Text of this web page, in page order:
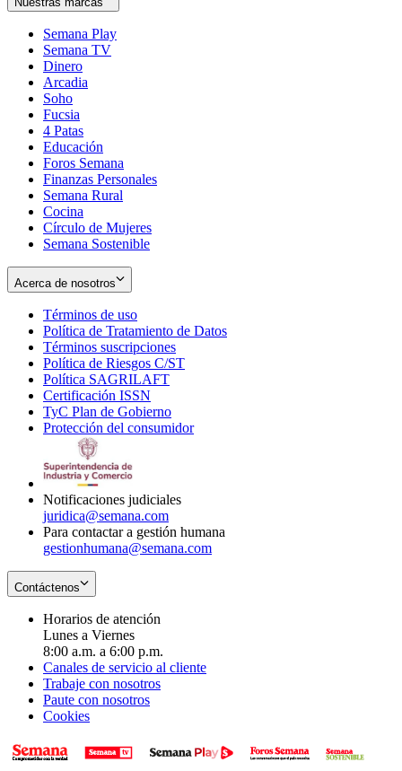
Semana Play
Semana TV
Dinero
Arcadia
Soho
in
new
window
Fucsia
in
new
window
4 Patas
Educación
Foros Semana
Finanzas Personales
Semana Rural
Cocina
Círculo de Mujeres
Semana Sostenible
Acerca de nosotros
Términos de uso
in
new
window
Política de Tratamiento de Datos
Términos suscripciones
in
Política de Riesgos C/ST
Política SAGRILAFT
new
window
Certificación ISSN
in
new
TyC Plan de Gobierno
in
Protección del consumidorOpens
Notificaciones judiciales
juridica@semana.com
Para contactar a gestión humana
gestionhumana@semana.com
Contáctenos
Horarios de atención
Lunes a Viernes
8:00 a.m. a 6:00 p.m.
Canales de servicio al cliente
Trabaje con nosotros
Paute con nosotros
Cookies